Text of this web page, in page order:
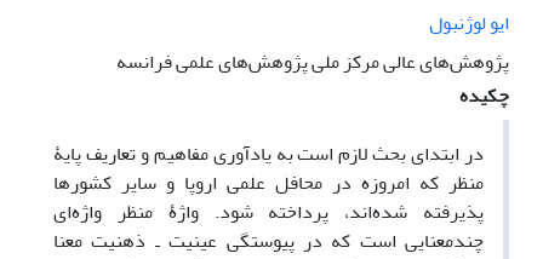
ایو لوژنبول
پژوهش‌های عالی مرکز ملی پژوهش‌های علمی فرانسه
چکیده
در ابتدای بحث لازم است به یادآوری مفاهیم و تعاریف پایۀ
منظر که امروزه در محافل علمی اروپا و سایر کشورها
پذیرفته‌ شده‌اند، پرداخته شود. واژۀ منظر واژه‌ای
چندمعنایی است که در پیوستگی عینیت ـ ذهنیت معنا